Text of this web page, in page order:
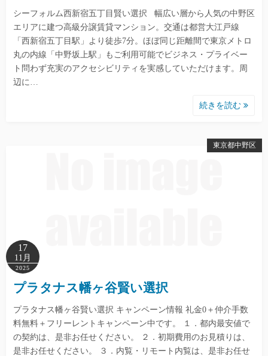
シーフォルム西新宿五丁目賢い選択 幅広い層から人気の中野区
エリアに建つ高級分譲賃貸マンション。交通は都営大江戸線
「西新宿五丁目駅」より徒歩7分。ほぼ同じ距離間で東京メトロ
丸の内線「中野坂上駅」もご利用可能でビジネス・プライベー
ト問わず充実のアクセシビリティを実感していただけます。周
辺に…
続きを読む
東京都中野区
17
11月
2025
プラタナス幡ヶ谷賢い選択
プラタナス幡ヶ谷賢い選択 キャンペーン情報 礼金0＋仲介手数
料無料＋フリーレントキャンペーン中です。 １．都内最安値で
の契約は、是非お任せください。 ２．初期費用のお見積りは、
是非お任せください。 ３．内覧・リモート内覧は、是非お任せ